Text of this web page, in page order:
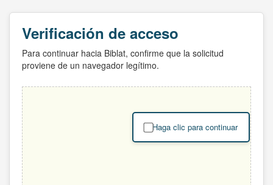
Verificación de acceso
Para continuar hacia Biblat, confirme que la solicitud
proviene de un navegador legítimo.
Haga clic para continuar